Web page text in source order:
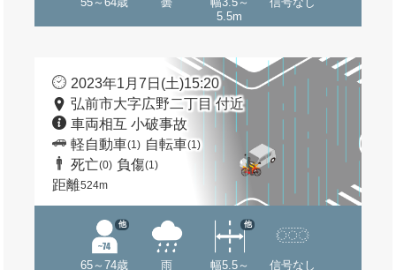
5.5m
2023年1月7日(土)15:20
弘前市大字広野二丁目 付近
車両相互 小破事故
軽自動車(1) 自転車(1)
死亡(0) 負傷(1)
距離524m
65～74歳
他
雨
幅5.5～
他
信号なし